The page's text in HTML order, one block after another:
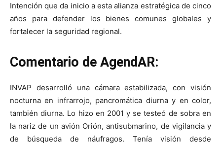
Intención que da inicio a esta alianza estratégica de cinco
años para defender los bienes comunes globales y
fortalecer la seguridad regional.
Comentario de AgendAR:
INVAP desarrolló una cámara estabilizada, con visión
nocturna en infrarrojo, pancromática diurna y en color,
también diurna. Lo hizo en 2001 y se testeó de sobra en
la nariz de un avión Orión, antisubmarino, de vigilancia y
de búsqueda de náufragos. Tenía visión desde